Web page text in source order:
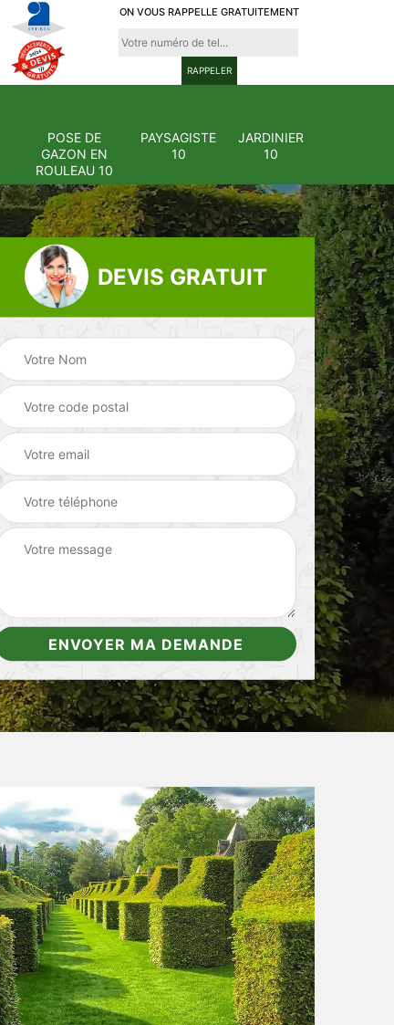
ON VOUS RAPPELLE GRATUITEMENT
POSE DE
GAZON EN
ROULEAU 10
PAYSAGISTE
10
JARDINIER
10
changement
grillage et clôture
10
Pose de gazon en
rouleau 10
DEVIS GRATUIT